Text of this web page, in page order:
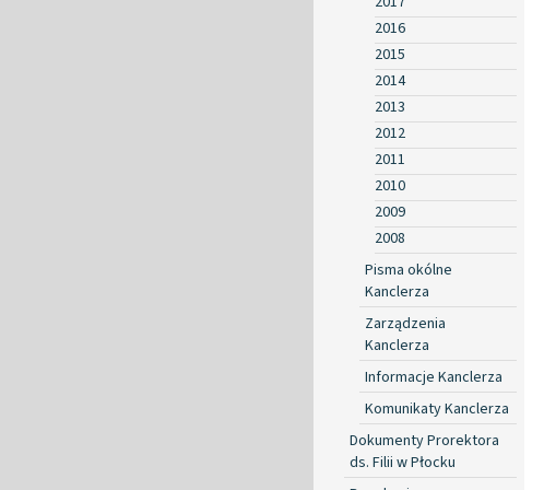
2016
2015
2014
2013
2012
2011
2010
2009
2008
Pisma okólne
Kanclerza
Zarządzenia
Kanclerza
Informacje Kanclerza
Komunikaty Kanclerza
Dokumenty Prorektora
ds. Filii w Płocku